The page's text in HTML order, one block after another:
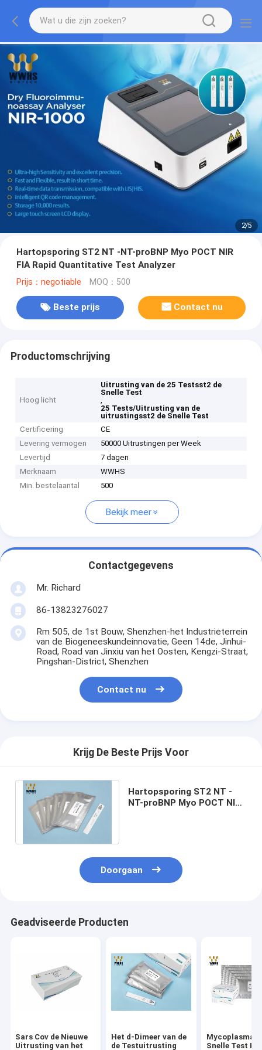
2/5
Hartopsporing ST2 NT -NT-proBNP Myo POCT NIR
FIA Rapid Quantitative Test Analyzer
Prijs：negotiable MOQ：500
Beste prijs Contact nu
Productomschrijving
Hoog licht
Uitrusting van de 25 Testsst2 de
Snelle Test
,
25 Tests/Uitrusting van de
uitrustingsst2 de Snelle Test
Certificering
CE
Levering vermogen
50000 Uitrustingen per Week
Levertijd
7 dagen
Merknaam
WWHS
Min. bestelaantal
500
Bekijk meer
Contactgegevens
Mr. Richard
86-13823276027
Rm 505, de 1st Bouw, Shenzhen-het Industrieterrein
van de Biogeneeskundeinnovatie, Geen 14de, Jinhui-
Road, Road van Jinxiu van het Oosten, Kengzi-Straat,
Pingshan-District, Shenzhen
Contact nu
Krijg De Beste Prijs Voor
Hartopsporing ST2 NT -
NT-proBNP Myo POCT NIR
Doorgaan
Geadviseerde Producten
Sars Cov de Nieuwe
Uitrusting van het
Het d-Dimeer van de
de Testuitrusting
Mycoplasma
Snelle Test Kit